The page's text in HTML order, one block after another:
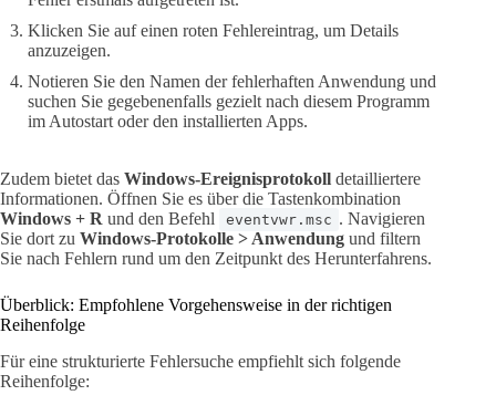
Klicken Sie auf einen roten Fehlereintrag, um Details
anzuzeigen.
Notieren Sie den Namen der fehlerhaften Anwendung und
suchen Sie gegebenenfalls gezielt nach diesem Programm
im Autostart oder den installierten Apps.
Zudem bietet das Windows-Ereignisprotokoll detailliertere
Informationen. Öffnen Sie es über die Tastenkombination
Windows + R und den Befehl eventvwr.msc . Navigieren
Sie dort zu Windows-Protokolle > Anwendung und filtern
Sie nach Fehlern rund um den Zeitpunkt des Herunterfahrens.
Überblick: Empfohlene Vorgehensweise in der richtigen
Reihenfolge
Für eine strukturierte Fehlersuche empfiehlt sich folgende
Reihenfolge: